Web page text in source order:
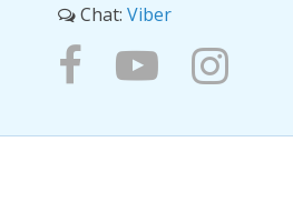
Chat: Viber